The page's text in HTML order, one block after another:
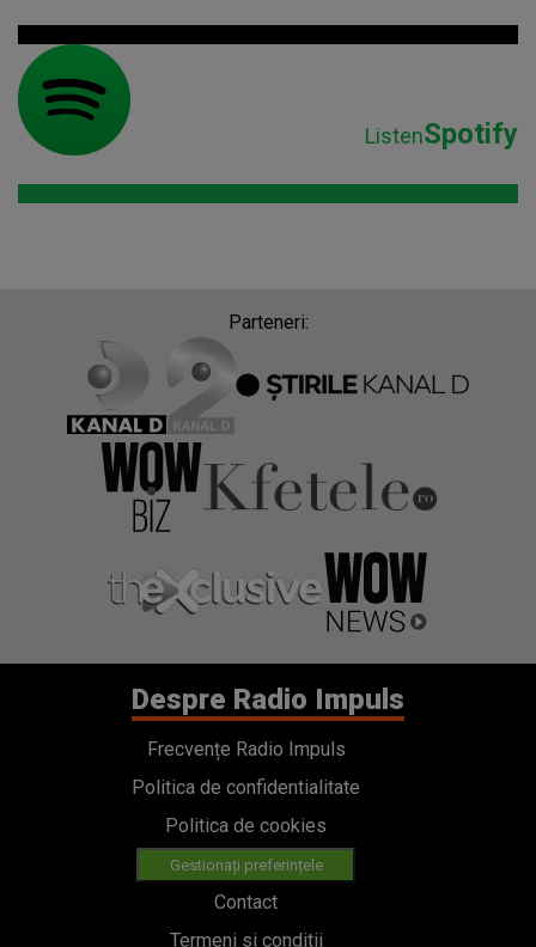
ListenSpotify
Parteneri:
Despre Radio Impuls
Frecvențe Radio Impuls
Politica de confidentialitate
Politica de cookies
Gestionați preferințele
Contact
Termeni si conditii